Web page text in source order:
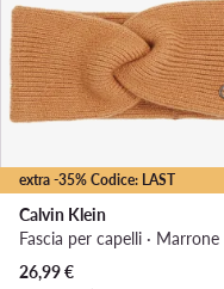
extra -35% Codice: LAST
Calvin Klein
Fascia per capelli · Marrone
Prezzo attuale
26,99€